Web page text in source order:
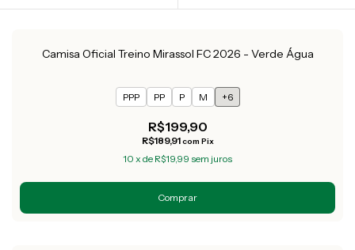
Camisa Oficial Treino Mirassol FC 2026 - Verde Água
PPP PP P M +6
R$199,90
R$189,91com Pix
10 x de R$19,99 sem juros
Comprar